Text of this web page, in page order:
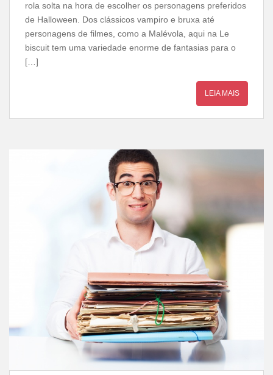
rola solta na hora de escolher os personagens preferidos
de Halloween. Dos clássicos vampiro e bruxa até
personagens de filmes, como a Malévola, aqui na Le
biscuit tem uma variedade enorme de fantasias para o
[…]
LEIA MAIS